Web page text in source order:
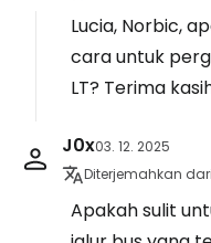
Lucia, Norbic,
cara untuk
LT? Terima
J0x03. 12. 2025
Diterjemahkan
Apakah sulit